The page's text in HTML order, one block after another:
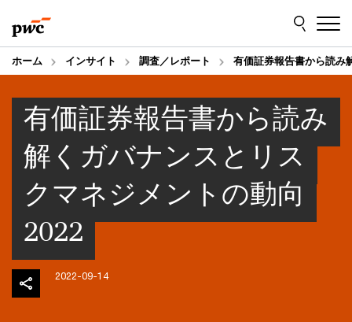
to
content
to
footer
ホーム インサイト 調査／レポート 有価証券報告書から読み
有価証券報告書から読み
解くガバナンスとリス
クマネジメントの動向
2022
2022-09-14